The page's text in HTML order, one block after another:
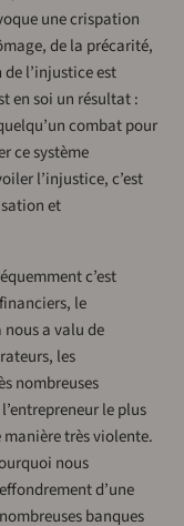
une crispation
de la précarité,
l’injustice est
en soi un résultat :
combat pour
ce système
l’injustice, c’est
et
c’est
le
a valu de
les
nombreuses
le plus
très violente.
nous
d’une
banques